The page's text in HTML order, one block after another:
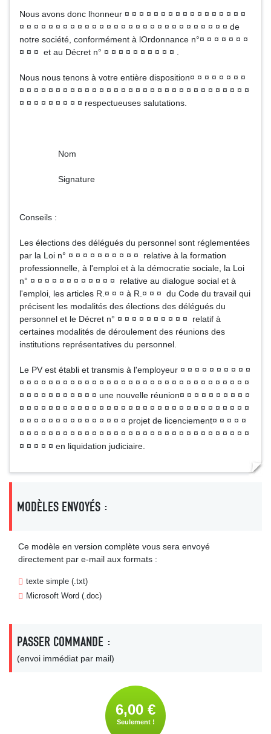
Nous avons donc lhonneur ¤ ¤ ¤ ¤ ¤ ¤ ¤ ¤ ¤ ¤ ¤ ¤ ¤ ¤ ¤ ¤ ¤
¤ ¤ ¤ ¤ ¤ ¤ ¤ ¤ ¤ ¤ ¤ ¤ ¤ ¤ ¤ ¤ ¤ ¤ ¤ ¤ ¤ ¤ ¤ ¤ ¤ ¤ ¤ ¤ ¤ de
notre société, conformément à lOrdonnance n°¤ ¤ ¤ ¤ ¤ ¤ ¤
¤ ¤ ¤ et au Décret n° ¤ ¤ ¤ ¤ ¤ ¤ ¤ ¤ ¤ ¤ .
Nous nous tenons à votre entière disposition¤ ¤ ¤ ¤ ¤ ¤ ¤ ¤
¤ ¤ ¤ ¤ ¤ ¤ ¤ ¤ ¤ ¤ ¤ ¤ ¤ ¤ ¤ ¤ ¤ ¤ ¤ ¤ ¤ ¤ ¤ ¤ ¤ ¤ ¤ ¤ ¤ ¤ ¤ ¤
¤ ¤ ¤ ¤ ¤ ¤ ¤ ¤ ¤ respectueuses salutations.
Nom
Signature
Conseils :
Les élections des délégués du personnel sont réglementées
par la Loi n° ¤ ¤ ¤ ¤ ¤ ¤ ¤ ¤ ¤ ¤ relative à la formation
professionnelle, à l'emploi et à la démocratie sociale, la Loi
n° ¤ ¤ ¤ ¤ ¤ ¤ ¤ ¤ ¤ ¤ ¤ ¤ relative au dialogue social et à
l'emploi, les articles R.¤ ¤ ¤ à R.¤ ¤ ¤ du Code du travail qui
précisent les modalités des élections des délégués du
personnel et le Décret n° ¤ ¤ ¤ ¤ ¤ ¤ ¤ ¤ ¤ ¤ relatif à
certaines modalités de déroulement des réunions des
institutions représentatives du personnel.
Le PV est établi et transmis à l'employeur ¤ ¤ ¤ ¤ ¤ ¤ ¤ ¤ ¤ ¤
¤ ¤ ¤ ¤ ¤ ¤ ¤ ¤ ¤ ¤ ¤ ¤ ¤ ¤ ¤ ¤ ¤ ¤ ¤ ¤ ¤ ¤ ¤ ¤ ¤ ¤ ¤ ¤ ¤ ¤ ¤ ¤
¤ ¤ ¤ ¤ ¤ ¤ ¤ ¤ ¤ ¤ ¤ une nouvelle réunion¤ ¤ ¤ ¤ ¤ ¤ ¤ ¤ ¤ ¤
¤ ¤ ¤ ¤ ¤ ¤ ¤ ¤ ¤ ¤ ¤ ¤ ¤ ¤ ¤ ¤ ¤ ¤ ¤ ¤ ¤ ¤ ¤ ¤ ¤ ¤ ¤ ¤ ¤ ¤ ¤ ¤
¤ ¤ ¤ ¤ ¤ ¤ ¤ ¤ ¤ ¤ ¤ ¤ ¤ ¤ ¤ projet de licenciement¤ ¤ ¤ ¤ ¤
¤ ¤ ¤ ¤ ¤ ¤ ¤ ¤ ¤ ¤ ¤ ¤ ¤ ¤ ¤ ¤ ¤ ¤ ¤ ¤ ¤ ¤ ¤ ¤ ¤ ¤ ¤ ¤ ¤ ¤ ¤ ¤
¤ ¤ ¤ ¤ ¤ en liquidation judiciaire.
MODÈLES ENVOYÉS :
Ce modèle en version complète vous sera envoyé
directement par e-mail aux formats :
texte simple (.txt)
Microsoft Word (.doc)
PASSER COMMANDE :
(envoi immédiat par mail)
6,00 €
Seulement !